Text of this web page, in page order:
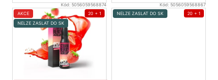
Kód:5056059568874
AKCE
NELZE ZASLAT DO SK
20 + 1
Kód:5056059568867
NELZE ZASLAT DO SK
20 + 1